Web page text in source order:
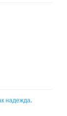
надежда.